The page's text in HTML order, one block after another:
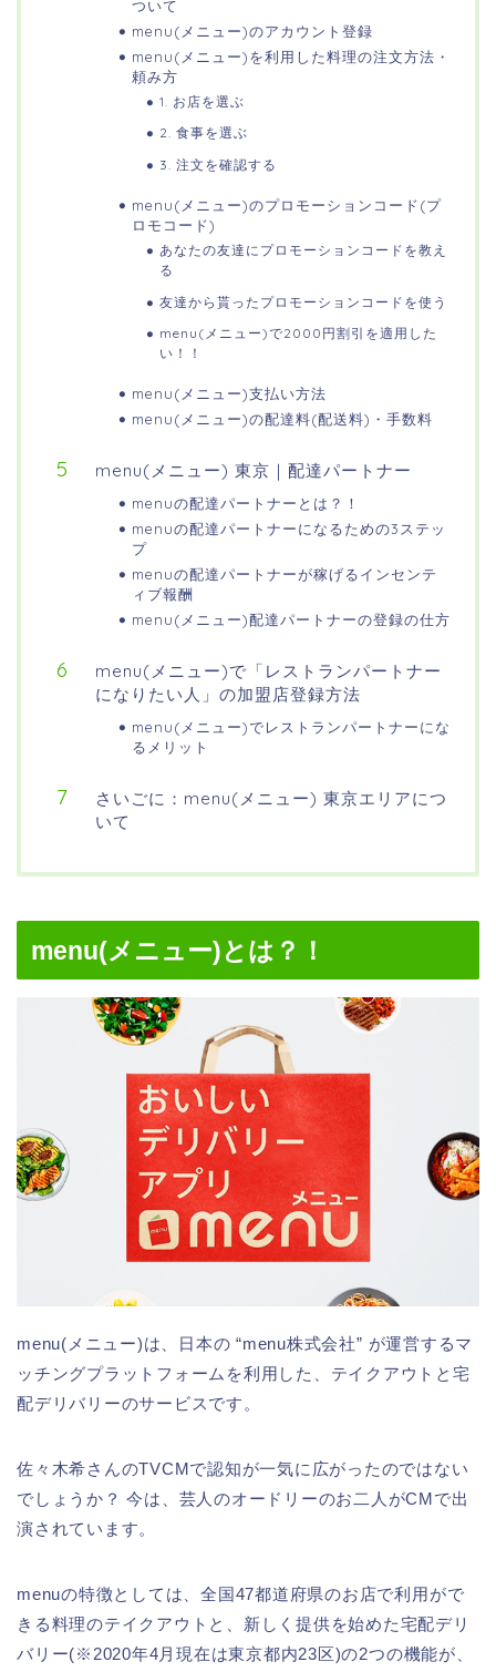
ついて
menu(メニュー)のアカウント登録
menu(メニュー)を利用した料理の注文方法・
頼み方
1. お店を選ぶ
2. 食事を選ぶ
3. 注文を確認する
menu(メニュー)のプロモーションコード(プ
ロモコード)
あなたの友達にプロモーションコードを教え
る
友達から貰ったプロモーションコードを使う
menu(メニュー)で2000円割引を適用した
い！！
menu(メニュー)支払い方法
menu(メニュー)の配達料(配送料)・手数料
menu(メニュー) 東京｜配達パートナー
menuの配達パートナーとは？！
menuの配達パートナーになるための3ステッ
プ
menuの配達パートナーが稼げるインセンテ
ィブ報酬
menu(メニュー)配達パートナーの登録の仕方
menu(メニュー)で「レストランパートナー
になりたい人」の加盟店登録方法
menu(メニュー)でレストランパートナーにな
るメリット
さいごに：menu(メニュー) 東京エリアにつ
いて
menu(メニュー)とは？！
menu(メニュー)は、日本の “menu株式会社” が運営するマ
ッチングプラットフォームを利用した、テイクアウトと宅
配デリバリーのサービスです。
佐々木希さんのTVCMで認知が一気に広がったのではない
でしょうか？ 今は、芸人のオードリーのお二人がCMで出
演されています。
menuの特徴としては、全国47都道府県のお店で利用がで
きる料理のテイクアウトと、新しく提供を始めた宅配デリ
バリー(※2020年4月現在は東京都内23区)の2つの機能が、